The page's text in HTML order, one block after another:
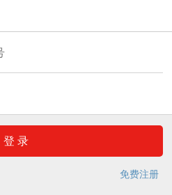
免费注册